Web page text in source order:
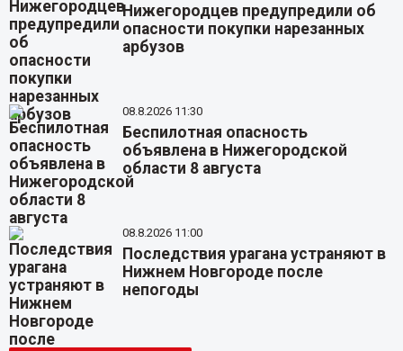
Нижегородцев предупредили об
опасности покупки нарезанных
арбузов
08.8.2026 11:30
Беспилотная опасность
объявлена в Нижегородской
области 8 августа
08.8.2026 11:00
Последствия урагана устраняют в
Нижнем Новгороде после
непогоды